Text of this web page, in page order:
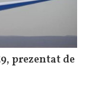
prezentat de